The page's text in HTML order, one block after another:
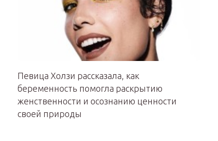
Певица Холзи рассказала, как
беременность помогла раскрытию
женственности и осознанию ценности
своей природы